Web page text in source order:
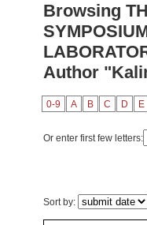
Browsing
Author
0-9 A B C D E
Or enter first few letters:
Sort by: